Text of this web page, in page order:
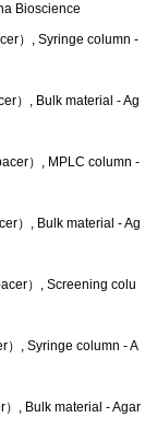
Bioscience
）, Syringe column -
）, Bulk material - Ag
）, MPLC column -
）, Bulk material - Ag
）, Screening colu
）, Syringe column - A
, Bulk material - Agar